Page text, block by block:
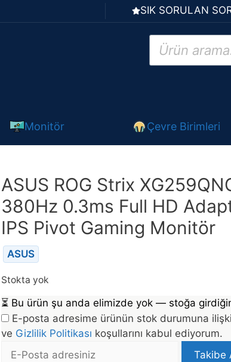
SIK SORULAN
Products
search
Monitör Çevre Birimleri
ASUS ROG Strix
380Hz 0.3ms Full HD
IPS Pivot Gaming Monitör
ASUS
Stokta yok
⏳ Bu ürün şu anda elimizde yok — stoğa
E-posta adresime ürünün stok durumuna
ve Gizlilik Politikası koşullarını kabul ediyorum.
E-
Takibe